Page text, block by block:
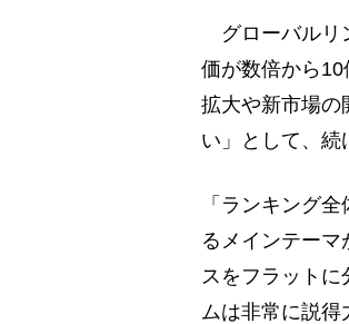
グローバルリ
価が数倍から
拡大や新市場の
い」として、続
「ランキング
るメインテー
スをフラット
ムは非常に説得